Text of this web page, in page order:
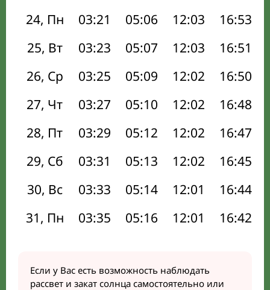
24, Пн
03:21 05:06 12:03 16:53
25, Вт
03:23 05:07 12:03 16:51
26, Ср
03:25 05:09 12:02 16:50
27, Чт
03:27 05:10 12:02 16:48
28, Пт
03:29 05:12 12:02 16:47
29, Сб
03:31 05:13 12:02 16:45
30, Вс
03:33 05:14 12:01 16:44
31, Пн
03:35 05:16 12:01 16:42
Если у Вас есть возможность наблюдать
рассвет и закат солнца самостоятельно или